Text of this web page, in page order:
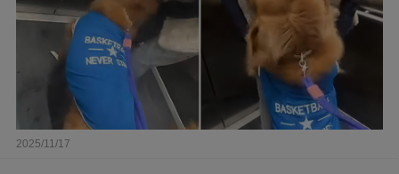
2025/11/17